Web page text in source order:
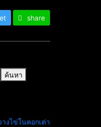
share
ค้นหา
งไข่ในคอกเต่า